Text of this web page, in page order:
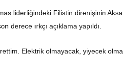
liderliğindeki Filistin direnişinin
derece ırkçı açıklama yapıldı.
Elektrik olmayacak, yiyecek